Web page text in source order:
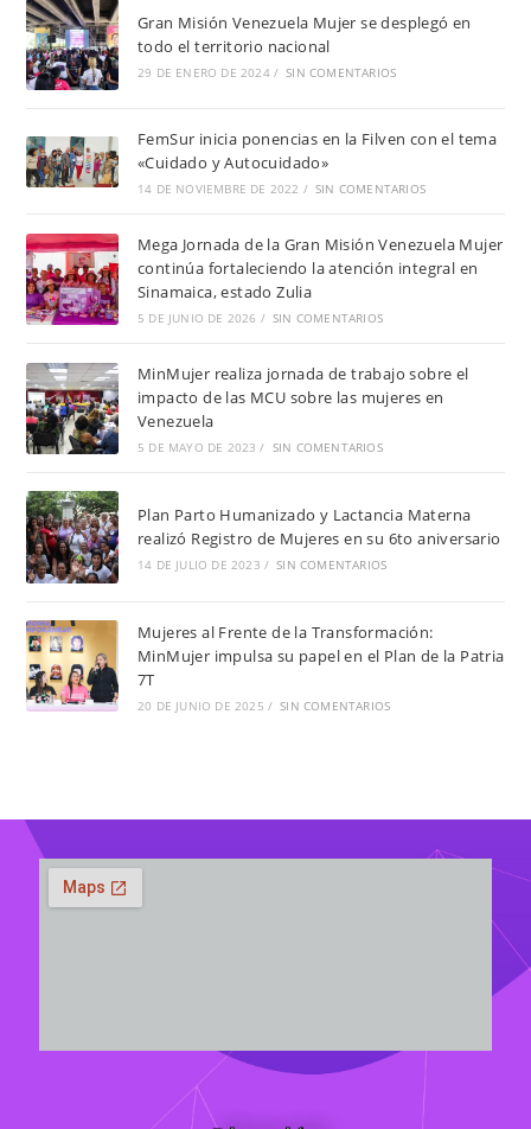
Gran Misión Venezuela Mujer se desplegó en
todo el territorio nacional
29 DE ENERO DE 2024 / SIN COMENTARIOS
FemSur inicia ponencias en la Filven con el tema
«Cuidado y Autocuidado»
14 DE NOVIEMBRE DE 2022 / SIN COMENTARIOS
Mega Jornada de la Gran Misión Venezuela Mujer
continúa fortaleciendo la atención integral en
Sinamaica, estado Zulia
5 DE JUNIO DE 2026 / SIN COMENTARIOS
MinMujer realiza jornada de trabajo sobre el
impacto de las MCU sobre las mujeres en
Venezuela
5 DE MAYO DE 2023 / SIN COMENTARIOS
Plan Parto Humanizado y Lactancia Materna
realizó Registro de Mujeres en su 6to aniversario
14 DE JULIO DE 2023 / SIN COMENTARIOS
Mujeres al Frente de la Transformación:
MinMujer impulsa su papel en el Plan de la Patria
7T
20 DE JUNIO DE 2025 / SIN COMENTARIOS